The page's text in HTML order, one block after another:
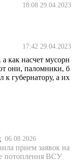
18:08 29.04.2023
17:42 29.04.2023
как насчет мусорн
они, паломники, б
к губернатору, а их
06.08.2026
прием заявок на
потопления ВСУ